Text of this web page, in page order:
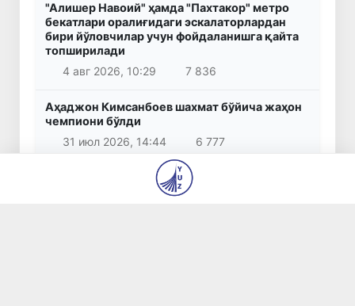
"Алишер Навоий" ҳамда "Пахтакор" метро
бекатлари оралиғидаги эскалаторлардан
бири йўловчилар учун фойдаланишга қайта
топширилади
4 авг 2026, 10:29
7 836
Аҳаджон Кимсанбоев шахмат бўйича жаҳон
чемпиони бўлди
31 июл 2026, 14:44
6 777
Бошланғич таълим ўқитувчиларига миллий
сертификат бериш бўйича имтиҳонларни